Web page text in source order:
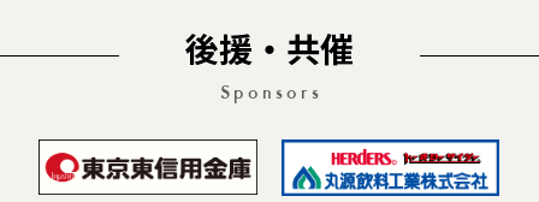
後援・共催
Sponsors